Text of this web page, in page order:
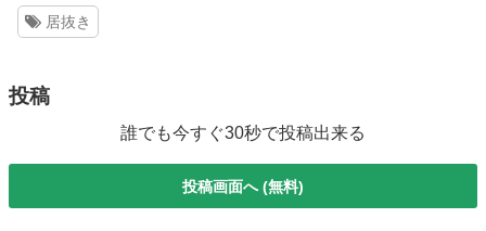
居抜き
投稿
誰でも今すぐ30秒で投稿出来る
投稿画面へ (無料)